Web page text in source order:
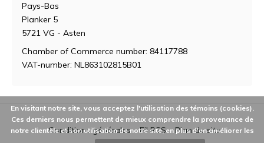
Pays-Bas
Planker 5
5721 VG - Asten
Chamber of Commerce number: 84117788
VAT-number: NL863102815B01
Conditions générales Fil RSS Plan du site
En visitant notre site, vous acceptez l'utilisation des témoins (cookies).
Ces derniers nous permettent de mieux comprendre la provenance de
notre clientèle et son utilisation de notre site, en plus d'en améliorer les